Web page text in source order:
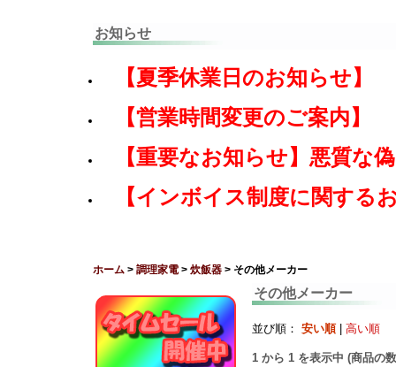
お知らせ
【夏季休業日のお知らせ】
【営業時間変更のご案内】
【重要なお知らせ】悪質な
【インボイス制度に関する
ホーム > 調理家電 > 炊飯器 > その他メーカー
その他メーカー
並び順： 安い順| 高い順
1 から 1 を表示中 (商品の